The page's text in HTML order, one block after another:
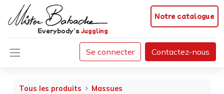
Notre catalogue
Everybody'sjuggling
Se connecter Contactez-nous
Tous les produits
Massues